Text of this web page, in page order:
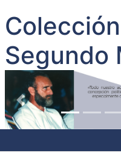
Segundo